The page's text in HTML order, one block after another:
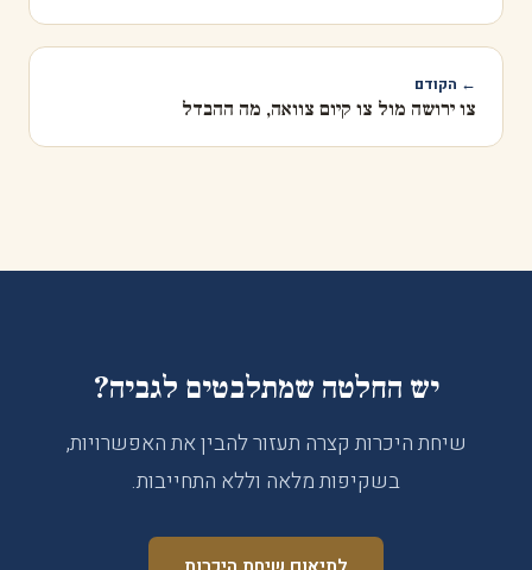
← הקודם
צו ירושה מול צו קיום צוואה, מה ההבדל
יש החלטה שמתלבטים לגביה?
שיחת היכרות קצרה תעזור להבין את האפשרויות,
בשקיפות מלאה וללא התחייבות.